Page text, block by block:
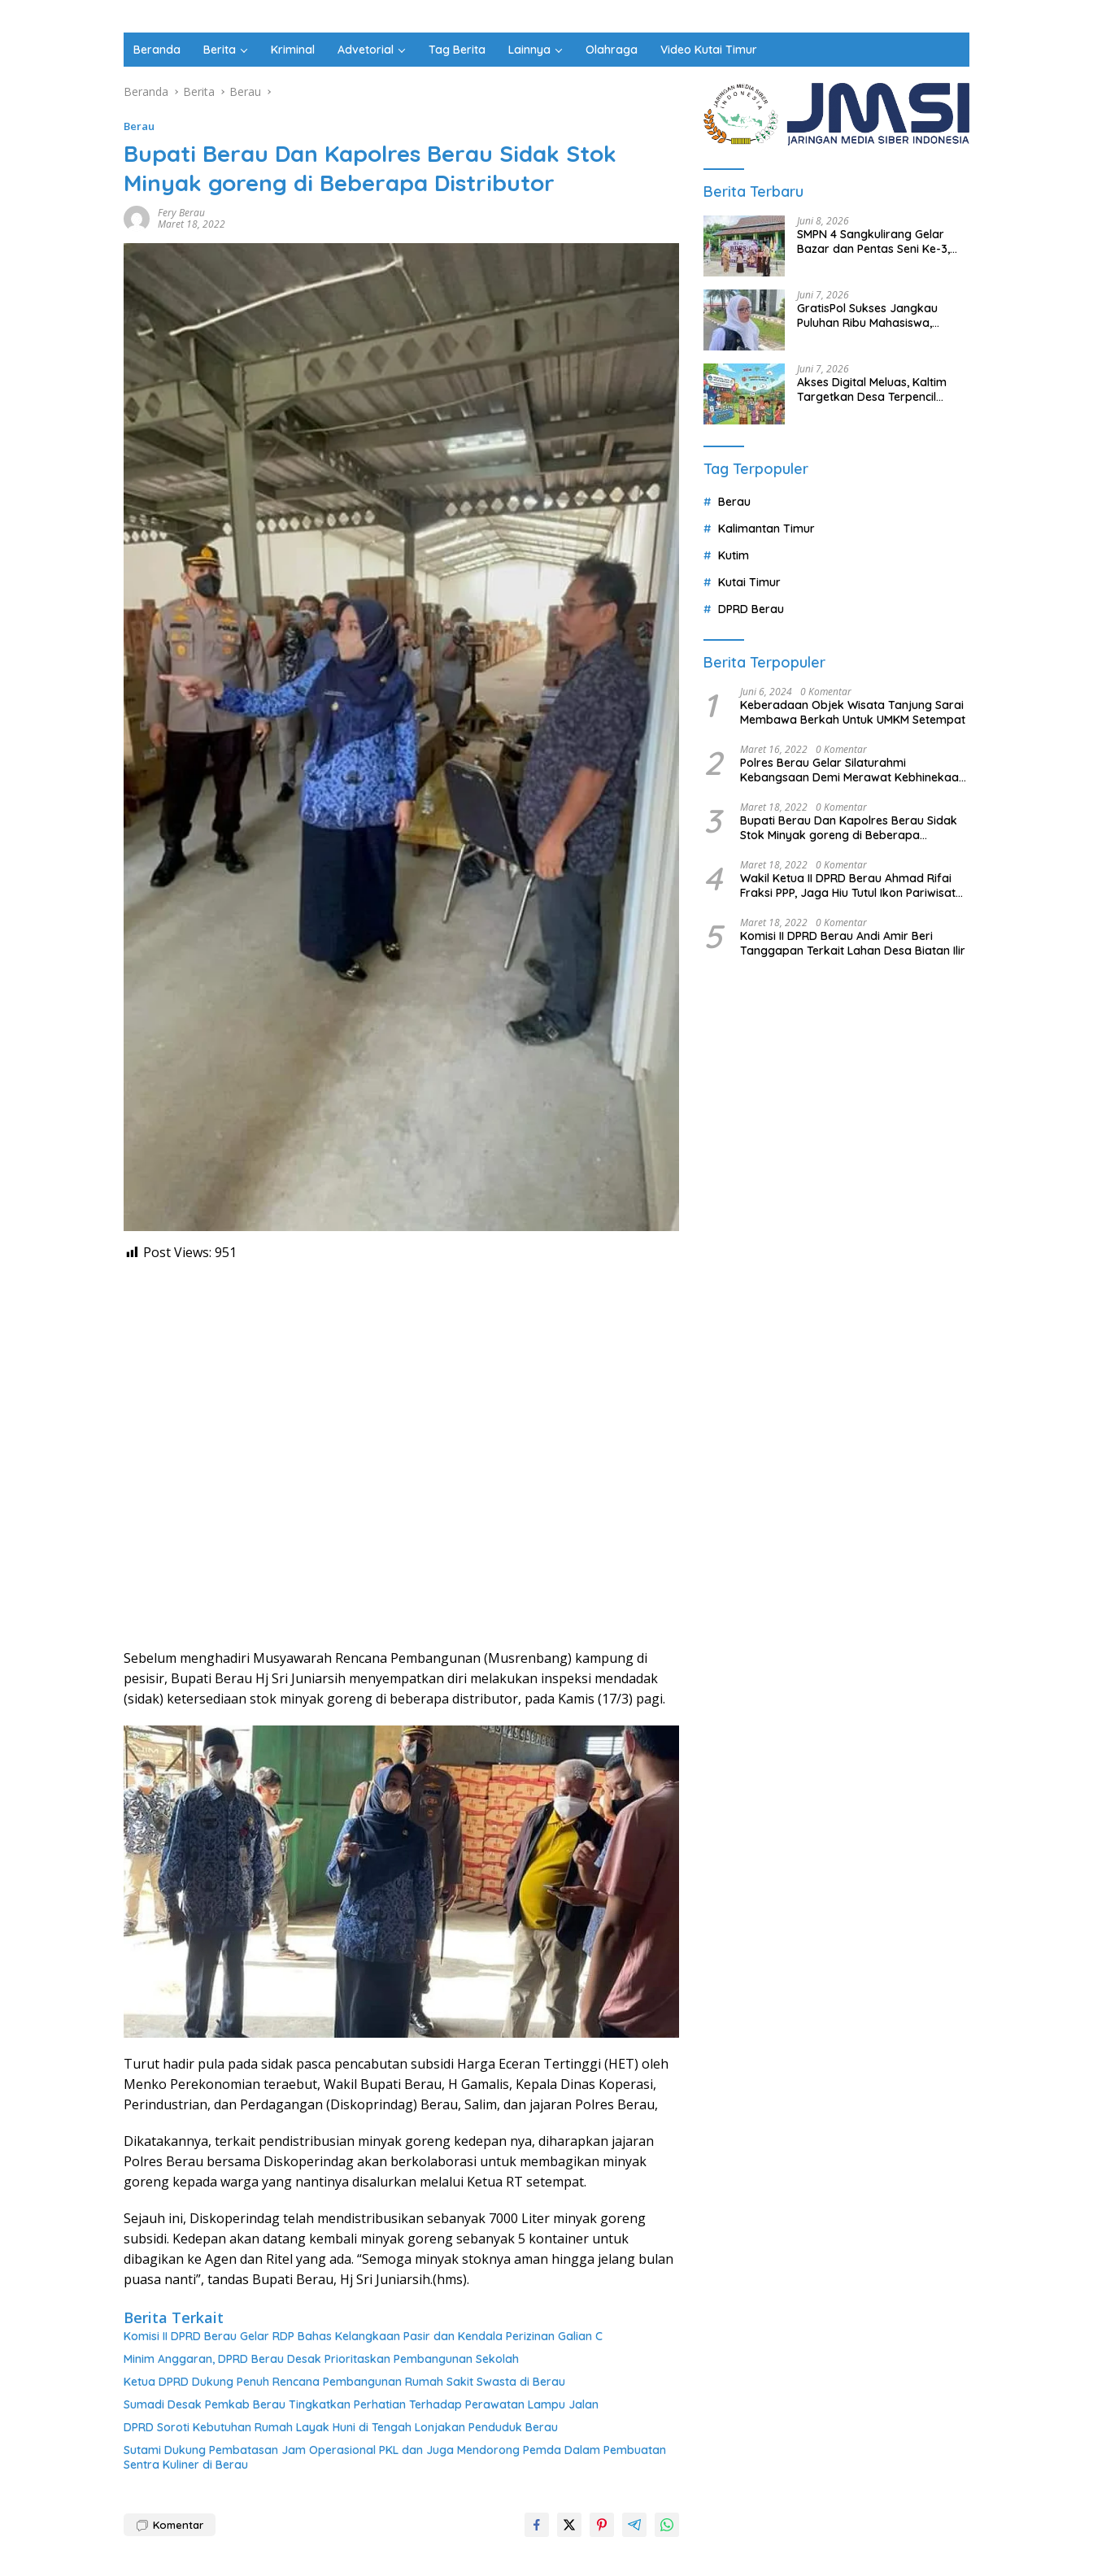
Beranda Berita Kriminal Advetorial Tag Berita Lainnya Olahraga Video Kutai Timur
Beranda Berita Berau
Berau
Bupati Berau Dan Kapolres Berau Sidak Stok
Minyak goreng di Beberapa Distributor
Fery Berau
Maret 18, 2022
Post Views: 951
Sebelum menghadiri Musyawarah Rencana Pembangunan (Musrenbang) kampung di
pesisir, Bupati Berau Hj Sri Juniarsih menyempatkan diri melakukan inspeksi mendadak
(sidak) ketersediaan stok minyak goreng di beberapa distributor, pada Kamis (17/3) pagi.
Turut hadir pula pada sidak pasca pencabutan subsidi Harga Eceran Tertinggi (HET) oleh
Menko Perekonomian teraebut, Wakil Bupati Berau, H Gamalis, Kepala Dinas Koperasi,
Perindustrian, dan Perdagangan (Diskoprindag) Berau, Salim, dan jajaran Polres Berau,
Dikatakannya, terkait pendistribusian minyak goreng kedepan nya, diharapkan jajaran
Polres Berau bersama Diskoperindag akan berkolaborasi untuk membagikan minyak
goreng kepada warga yang nantinya disalurkan melalui Ketua RT setempat.
Sejauh ini, Diskoperindag telah mendistribusikan sebanyak 7000 Liter minyak goreng
subsidi. Kedepan akan datang kembali minyak goreng sebanyak 5 kontainer untuk
dibagikan ke Agen dan Ritel yang ada. “Semoga minyak stoknya aman hingga jelang bulan
puasa nanti”, tandas Bupati Berau, Hj Sri Juniarsih.(hms).
Berita Terkait
Komisi II DPRD Berau Gelar RDP Bahas Kelangkaan Pasir dan Kendala Perizinan Galian C
Minim Anggaran, DPRD Berau Desak Prioritaskan Pembangunan Sekolah
Ketua DPRD Dukung Penuh Rencana Pembangunan Rumah Sakit Swasta di Berau
Sumadi Desak Pemkab Berau Tingkatkan Perhatian Terhadap Perawatan Lampu Jalan
DPRD Soroti Kebutuhan Rumah Layak Huni di Tengah Lonjakan Penduduk Berau
Sutami Dukung Pembatasan Jam Operasional PKL dan Juga Mendorong Pemda Dalam Pembuatan
Sentra Kuliner di Berau
Komentar
Berita Terbaru
Juni 8, 2026
SMPN 4 Sangkulirang Gelar
Bazar dan Pentas Seni Ke-3,
Juni 7, 2026
GratisPol Sukses Jangkau
Puluhan Ribu Mahasiswa,
Juni 7, 2026
Akses Digital Meluas, Kaltim
Targetkan Desa Terpencil
Tag Terpopuler
Berau
Kalimantan Timur
Kutim
Kutai Timur
DPRD Berau
Berita Terpopuler
1 Juni 6, 2024 0 Komentar
Keberadaan Objek Wisata Tanjung Sarai
Membawa Berkah Untuk UMKM Setempat
2 Maret 16, 2022 0 Komentar
Polres Berau Gelar Silaturahmi
Kebangsaan Demi Merawat Kebhinekaan
3 Maret 18, 2022 0 Komentar
Bupati Berau Dan Kapolres Berau Sidak
Stok Minyak goreng di Beberapa
4 Maret 18, 2022 0 Komentar
Wakil Ketua II DPRD Berau Ahmad Rifai
Fraksi PPP, Jaga Hiu Tutul Ikon Pariwisata
5 Maret 18, 2022 0 Komentar
Komisi II DPRD Berau Andi Amir Beri
Tanggapan Terkait Lahan Desa Biatan Ilir